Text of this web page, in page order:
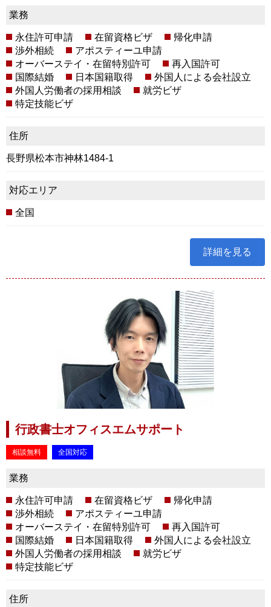
業務
永住許可申請 在留資格ビザ
帰化申請
渉外相続
アポスティーユ申請
オーバーステイ・在留特別許可
再入国許可
国際結婚
日本国籍取得
外国人による会社設立
外国人労働者の採用相談
就労ビザ
特定技能ビザ
住所
長野県松本市神林1484-1
対応エリア
全国
詳細を見る
行政書士オフィスエムサポート
相談無料 全国対応
業務
永住許可申請 在留資格ビザ
帰化申請
渉外相続
アポスティーユ申請
オーバーステイ・在留特別許可
再入国許可
国際結婚
日本国籍取得
外国人による会社設立
外国人労働者の採用相談
就労ビザ
特定技能ビザ
住所